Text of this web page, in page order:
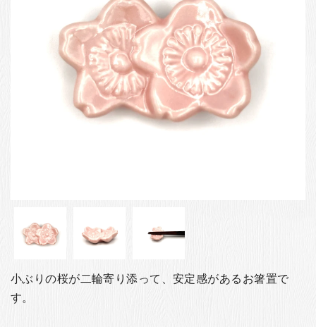
法人・飲食店のお客様
お客様の声
小ぶりの桜が二輪寄り添って、安定感があるお箸置で
す。